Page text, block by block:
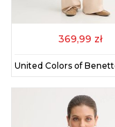
369,99 zł